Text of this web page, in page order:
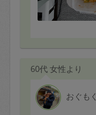
60代 女性より
おぐも